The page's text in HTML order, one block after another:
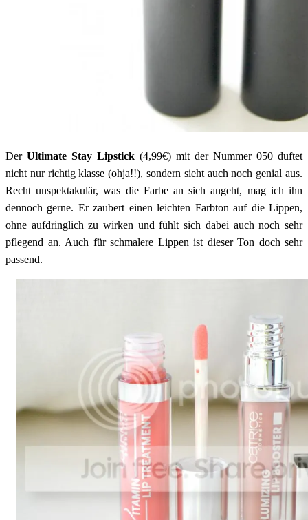
Der Ultimate Stay Lipstick (4,99€) mit der Nummer 050 duftet
nicht nur richtig klasse (ohja!!), sondern sieht auch noch genial aus.
Recht unspektakulär, was die Farbe an sich angeht, mag ich ihn
dennoch gerne. Er zaubert einen leichten Farbton auf die Lippen,
ohne aufdringlich zu wirken und fühlt sich dabei auch noch sehr
pflegend an. Auch für schmalere Lippen ist dieser Ton doch sehr
passend.